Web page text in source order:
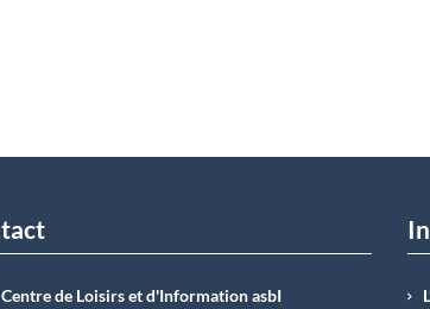
Centre de Loisirs et d'Information asbI